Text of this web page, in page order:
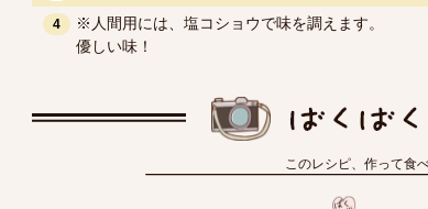
4
※人間用には、塩コショウで味を調えます。
優しい味！
このレシピ、作って食